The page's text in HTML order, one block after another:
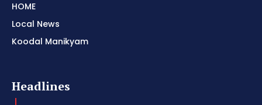
HOME
Local News
Koodal Manikyam
Headlines